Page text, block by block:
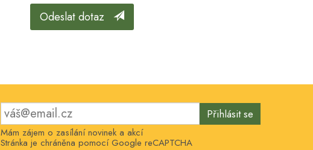
Odeslat dotaz
Přihlásit se
Mám zájem o zasílání novinek a akcí
Stránka je chráněna pomocí Google reCAPTCHA